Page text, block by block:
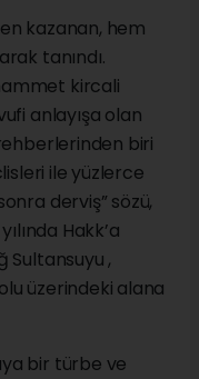
kazanan, hem
tanındı.
kircali
anlayışa olan
biri
ile yüzlerce
derviş” sözü,
Hakk’a
Sultansuyu ,
üzerindeki alana
bir türbe ve